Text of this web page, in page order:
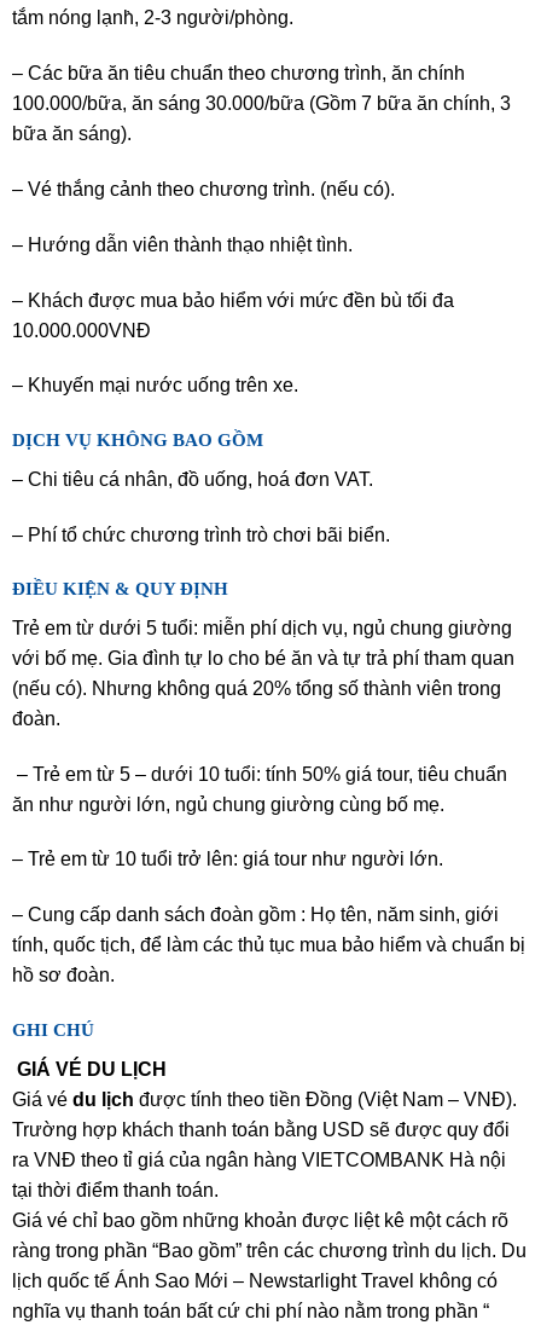
tắm nóng lạnh̀, 2-3 người/phòng.
– Các bữa ăn tiêu chuẩn theo chương trình, ăn chính
100.000/bữa, ăn sáng 30.000/bữa (Gồm 7 bữa ăn chính, 3
bữa ăn sáng).
– Vé thắng cảnh theo chương trình. (nếu có).
– Hướng dẫn viên thành thạo nhiệt tình.
– Khách được mua bảo hiểm với mức đền bù tối đa
10.000.000VNĐ
– Khuyến mại nước uống trên xe.
DỊCH VỤ KHÔNG BAO GỒM
– Chi tiêu cá nhân, đồ uống, hoá đơn VAT.
– Phí tổ chức chương trình trò chơi bãi biển.
ĐIỀU KIỆN & QUY ĐỊNH
Trẻ em từ dưới 5 tuổi: miễn phí dịch vụ, ngủ chung giường
với bố mẹ. Gia đình tự lo cho bé ăn và tự trả phí tham quan
(nếu có). Nhưng không quá 20% tổng số thành viên trong
đoàn.
– Trẻ em từ 5 – dưới 10 tuổi: tính 50% giá tour, tiêu chuẩn
ăn như người lớn, ngủ chung giường cùng bố mẹ.
– Trẻ em từ 10 tuổi trở lên: giá tour như người lớn.
– Cung cấp danh sách đoàn gồm : Họ tên, năm sinh, giới
tính, quốc tịch, để làm các thủ tục mua bảo hiểm và chuẩn bị
hồ sơ đoàn.
GHI CHÚ
GIÁ VÉ DU LỊCH
Giá vé du lịch được tính theo tiền Đồng (Việt Nam – VNĐ).
Trường hợp khách thanh toán bằng USD sẽ được quy đổi
ra VNĐ theo tỉ giá của ngân hàng VIETCOMBANK Hà nội
tại thời điểm thanh toán.
Giá vé chỉ bao gồm những khoản được liệt kê một cách rõ
ràng trong phần “Bao gồm” trên các chương trình du lịch. Du
lịch quốc tế Ánh Sao Mới – Newstarlight Travel không có
nghĩa vụ thanh toán bất cứ chi phí nào nằm trong phần “